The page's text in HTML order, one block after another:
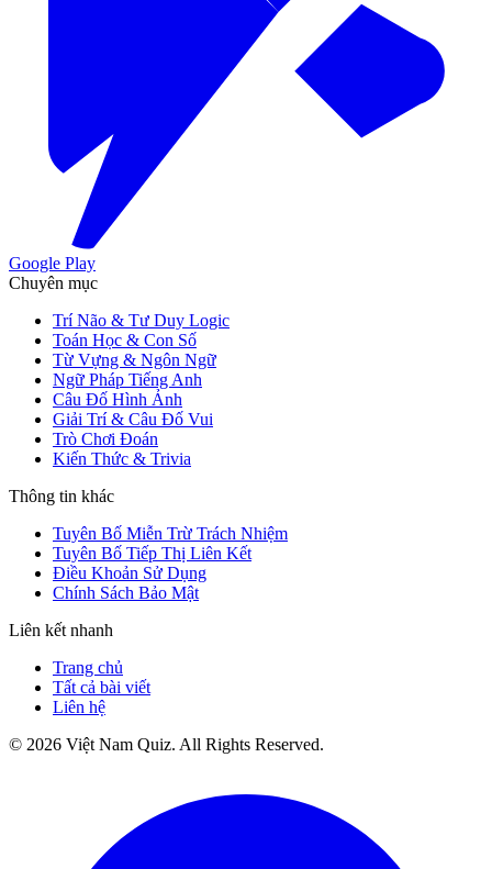
Google Play
Chuyên mục
Trí Não & Tư Duy Logic
Toán Học & Con Số
Từ Vựng & Ngôn Ngữ
Ngữ Pháp Tiếng Anh
Câu Đố Hình Ảnh
Giải Trí & Câu Đố Vui
Trò Chơi Đoán
Kiến Thức & Trivia
Thông tin khác
Tuyên Bố Miễn Trừ Trách Nhiệm
Tuyên Bố Tiếp Thị Liên Kết
Điều Khoản Sử Dụng
Chính Sách Bảo Mật
Liên kết nhanh
Trang chủ
Tất cả bài viết
Liên hệ
© 2026 Việt Nam Quiz. All Rights Reserved.